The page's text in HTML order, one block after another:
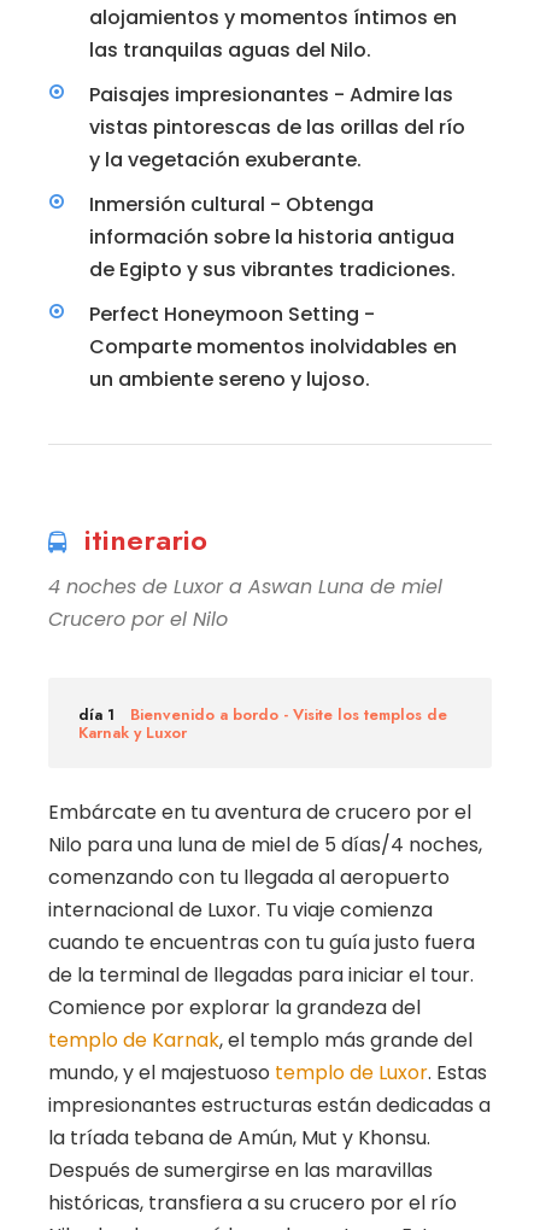
alojamientos y momentos íntimos en
las tranquilas aguas del Nilo.
Paisajes impresionantes - Admire las
vistas pintorescas de las orillas del río
y la vegetación exuberante.
Inmersión cultural - Obtenga
información sobre la historia antigua
de Egipto y sus vibrantes tradiciones.
Perfect Honeymoon Setting -
Comparte momentos inolvidables en
un ambiente sereno y lujoso.
itinerario
4 noches de Luxor a Aswan Luna de miel
Crucero por el Nilo
día 1 Bienvenido a bordo - Visite los templos de
Karnak y Luxor
Embárcate en tu aventura de crucero por el
Nilo para una luna de miel de 5 días/4 noches,
comenzando con tu llegada al aeropuerto
internacional de Luxor. Tu viaje comienza
cuando te encuentras con tu guía justo fuera
de la terminal de llegadas para iniciar el tour.
Comience por explorar la grandeza del
templo de Karnak, el templo más grande del
mundo, y el majestuoso templo de Luxor. Estas
impresionantes estructuras están dedicadas a
la tríada tebana de Amún, Mut y Khonsu.
Después de sumergirse en las maravillas
históricas, transfiera a su crucero por el río